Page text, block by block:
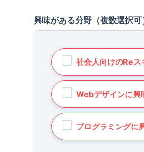
興味がある分野（複数選択可
社会人向けのRe
Webデザインに興
プログラミングに